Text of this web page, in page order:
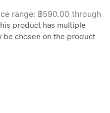
range: ฿590.00 through
product has multiple
be chosen on the product